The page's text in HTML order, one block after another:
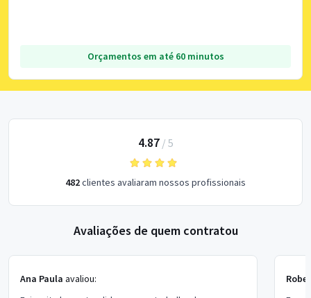
Orçamentos em até 60 minutos
4.87/ 5
482clientes avaliaram nossos profissionais
Avaliações de quem contratou
Ana Paula avaliou: